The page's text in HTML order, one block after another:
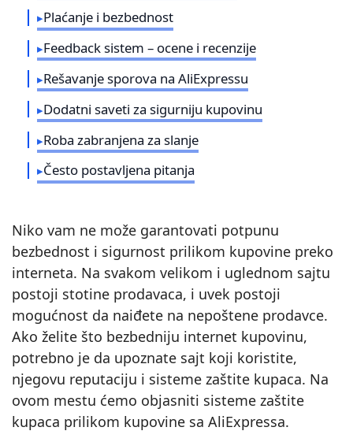
Plaćanje i bezbednost
Feedback sistem – ocene i recenzije
Rešavanje sporova na AliExpressu
Dodatni saveti za sigurniju kupovinu
Roba zabranjena za slanje
Često postavljena pitanja
Niko vam ne može garantovati potpunu
bezbednost i sigurnost prilikom kupovine preko
interneta. Na svakom velikom i uglednom sajtu
postoji stotine prodavaca, i uvek postoji
mogućnost da naiđete na nepoštene prodavce.
Ako želite što bezbedniju internet kupovinu,
potrebno je da upoznate sajt koji koristite,
njegovu reputaciju i sisteme zaštite kupaca. Na
ovom mestu ćemo objasniti sisteme zaštite
kupaca prilikom kupovine sa AliExpressa.